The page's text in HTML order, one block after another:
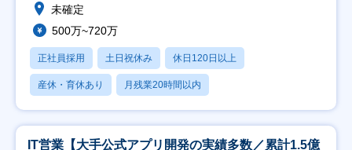
未確定
500万~720万
正社員採用 土日祝休み 休日120日以上
産休・育休あり 月残業20時間以内
IT営業【大手公式アプリ開発の実績多数／累計1.5億